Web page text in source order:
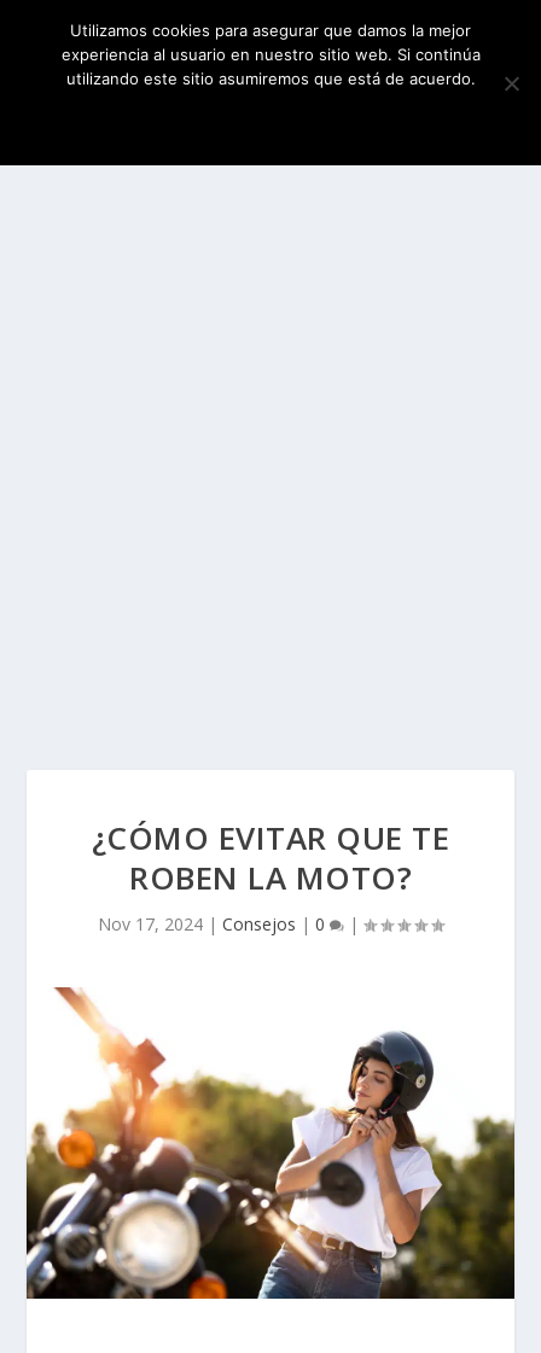
¿CÓMO EVITAR QUE TE
ROBEN LA MOTO?
Nov 17, 2024 | Consejos | 0 |
Utilizamos cookies para asegurar que damos la mejor
experiencia al usuario en nuestro sitio web. Si continúa
utilizando este sitio asumiremos que está de acuerdo.